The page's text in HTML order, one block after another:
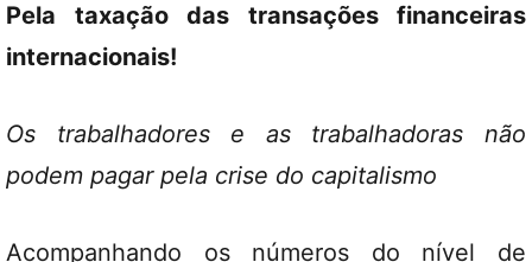
Pela taxação das transações financeiras
internacionais!
Os trabalhadores e as trabalhadoras não
podem pagar pela crise do capitalismo
Acompanhando os números do nível de